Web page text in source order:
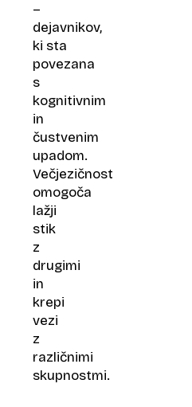
–
dejavnikov,
ki sta
povezana
s
kognitivnim
in
čustvenim
upadom.
Večjezičnost
omogoča
lažji
stik
z
drugimi
in
krepi
vezi
z
različnimi
skupnostmi.